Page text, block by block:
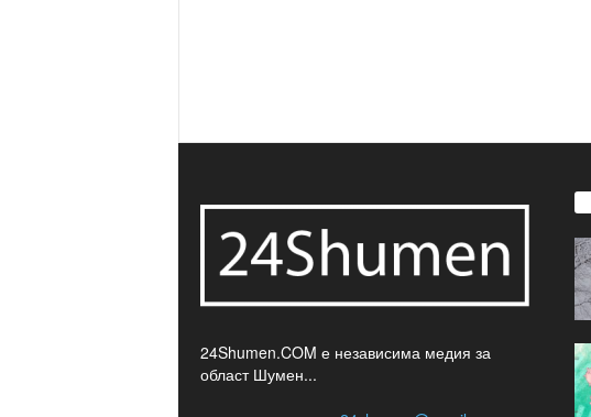
24Shumen.COM е независима медия за
област Шумен...